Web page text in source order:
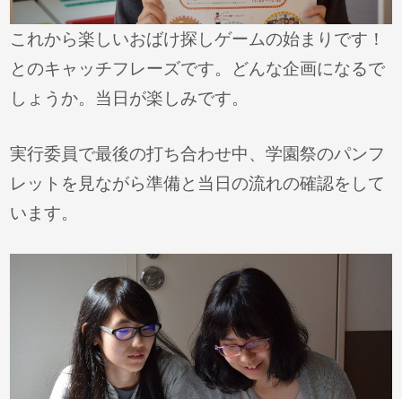
これから楽しいおばけ探しゲームの始まりです！
とのキャッチフレーズです。どんな企画になるで
しょうか。当日が楽しみです。
実行委員で最後の打ち合わせ中、学園祭のパンフ
レットを見ながら準備と当日の流れの確認をして
います。